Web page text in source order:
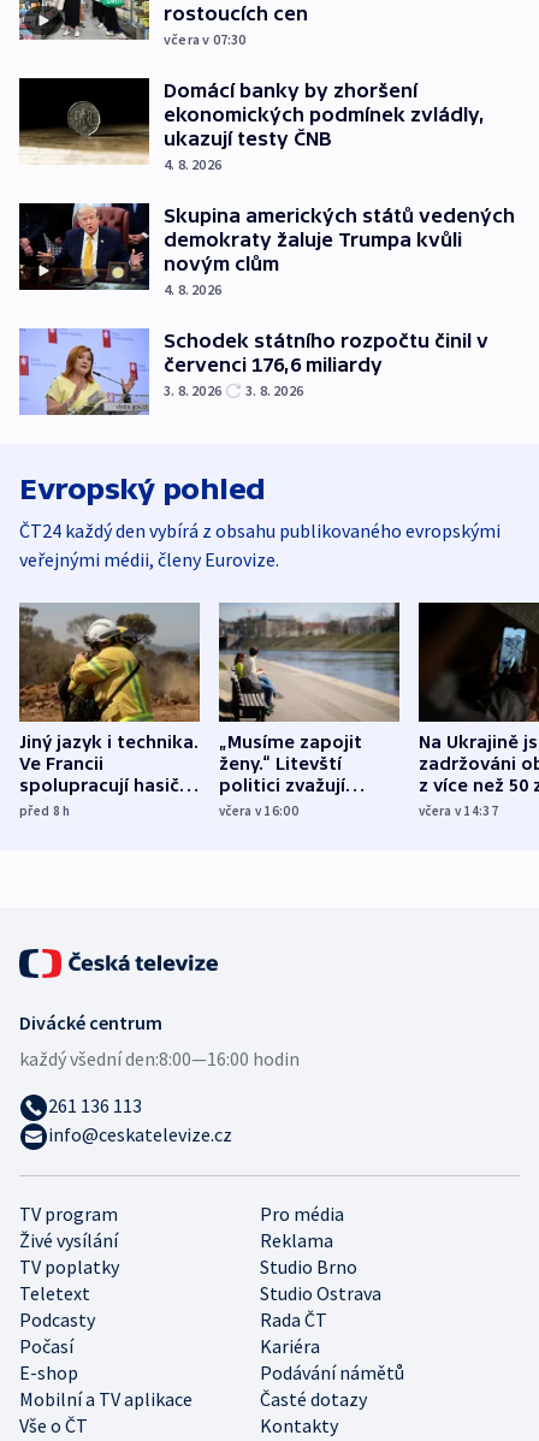
rostoucích cen
včera v 07:30
Domácí banky by zhoršení
ekonomických podmínek zvládly,
ukazují testy ČNB
4. 8. 2026
Skupina amerických států vedených
demokraty žaluje Trumpa kvůli
novým clům
4. 8. 2026
Schodek státního rozpočtu činil v
červenci 176,6 miliardy
3. 8. 2026 3. 8. 2026
Evropský pohled
ČT24 každý den vybírá z obsahu publikovaného evropskými
veřejnými médii, členy Eurovize.
Jiný jazyk i technika.
Ve Francii
spolupracují hasiči z
různých zemí
před 8h
„Musíme zapojit
ženy.“ Litevští
politici zvažují
dohodu o
včera v 16:00
Na Ukrajině
zadržováni
z více než 50
Bojovali na
včera v 14:37
TV program
Pro média
Živé vysílání
Reklama
TV poplatky
Studio Brno
Teletext
Studio Ostrava
Podcasty
Rada ČT
Počasí
Kariéra
E-shop
Podávání námětů
Mobilní a TV aplikace
Časté dotazy
Vše o ČT
Kontakty
Divácké centrum
každý všední den:8:00—16:00 hodin
261 136 113
info@ceskatelevize.cz